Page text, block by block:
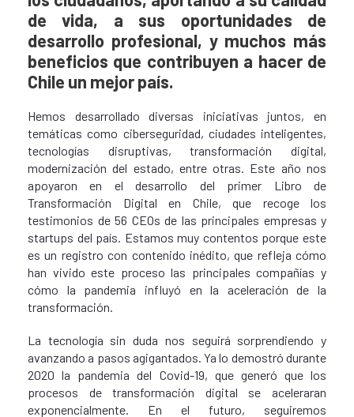
de vida, a sus oportunidades de
desarrollo profesional, y muchos más
beneficios que contribuyen a hacer de
Chile un mejor país.
Hemos desarrollado diversas iniciativas juntos, en
temáticas como ciberseguridad, ciudades inteligentes,
tecnologías disruptivas, transformación digital,
modernización del estado, entre otras. Este año nos
apoyaron en el desarrollo del primer Libro de
Transformación Digital en Chile, que recoge los
testimonios de 56 CEOs de las principales empresas y
startups del país. Estamos muy contentos porque este
es un registro con contenido inédito, que refleja cómo
han vivido este proceso las principales compañías y
cómo la pandemia influyó en la aceleración de la
transformación.
La tecnología sin duda nos seguirá sorprendiendo y
avanzando a pasos agigantados. Ya lo demostró durante
2020 la pandemia del Covid-19, que generó que los
procesos de transformación digital se aceleraran
exponencialmente. En el futuro, seguiremos